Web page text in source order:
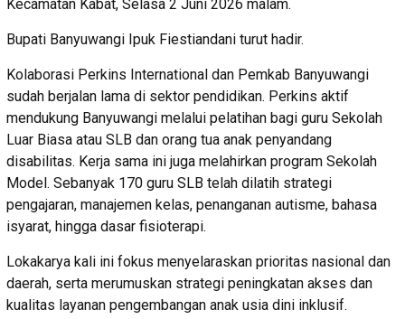
Kecamatan Kabat, Selasa 2 Juni 2026 malam.
Bupati Banyuwangi Ipuk Fiestiandani turut hadir.
Kolaborasi Perkins International dan Pemkab Banyuwangi
sudah berjalan lama di sektor pendidikan. Perkins aktif
mendukung Banyuwangi melalui pelatihan bagi guru Sekolah
Luar Biasa atau SLB dan orang tua anak penyandang
disabilitas. Kerja sama ini juga melahirkan program Sekolah
Model. Sebanyak 170 guru SLB telah dilatih strategi
pengajaran, manajemen kelas, penanganan autisme, bahasa
isyarat, hingga dasar fisioterapi.
Lokakarya kali ini fokus menyelaraskan prioritas nasional dan
daerah, serta merumuskan strategi peningkatan akses dan
kualitas layanan pengembangan anak usia dini inklusif.